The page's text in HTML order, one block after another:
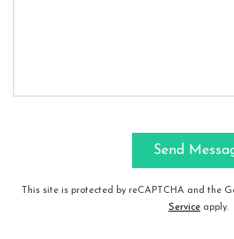
This site is protected by reCAPTCHA and the
Service apply.